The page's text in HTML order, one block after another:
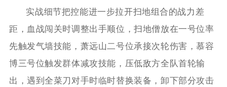
实战细节把控能进一步拉开扫地组合的战力差
距，血战闯关时调整出手顺位，扫地僧放在一号位率
先触发气墙技能，萧远山二号位承接次轮伤害，慕容
博三号位触发群体减攻技能，压低敌方全队首轮输
出，遇到全菜刀对手时临时替换装备，卸下部分攻击